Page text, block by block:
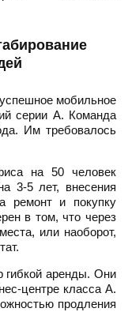
мобильное
серии А. Команда
Им требовалось
на 50 человек
3-5 лет, внесения
ремонт и покупку
в том, что через
или наоборот,
гибкой аренды. Они
центре класса А.
продления